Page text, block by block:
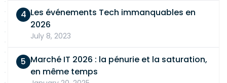
Les événements Tech immanquables en
2026
July 8, 2023
Marché IT 2026 : la pénurie et la saturation,
en même temps